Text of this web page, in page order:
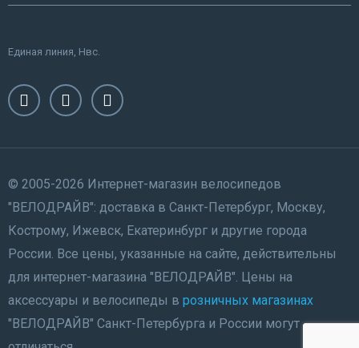
Единая линия, Нвс.
© 2005-2026 Интернет-магазин велосипедов
"ВЕЛОДРАЙВ": доставка в Санкт-Петербург, Москву,
Кострому, Ижевск, Екатеринбург и другие города
России. Все цены, указанные на сайте, действительны
для интернет-магазина "ВЕЛОДРАЙВ". Цены на
аксессуары и велосипеды в розничных магазинах
"ВЕЛОДРАЙВ" Санкт-Петербурга и России могут